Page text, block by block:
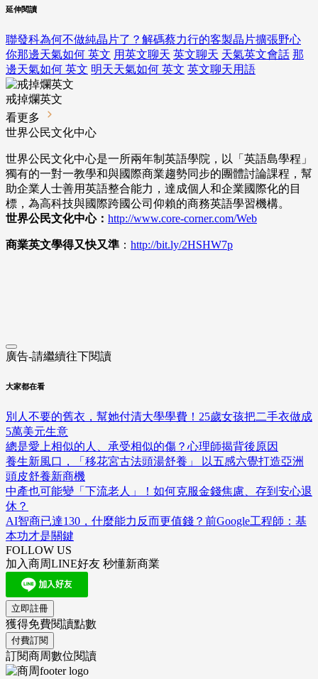
延伸閱讀
聯發科為何不做純晶片了？解碼蔡力行的客製晶片擴張野心
你那邊天氣如何 英文 用英文聊天 英文聊天 天氣英文會話 那
邊天氣如何 英文 明天天氣如何 英文 英文聊天用語
戒掉爛英文
看更多
世界公民文化中心
世界公民文化中心是一所兩年制英語學院，以「英語島學程」
獨有的一對一教學和與國際商業趨勢同步的團體討論課程，幫
助企業人士善用英語整合能力，達成個人和企業國際化的目
標，為高科技與國際跨國公司仰賴的商務英語學習機構。
世界公民文化中心： http://www.core-corner.com/Web
商業英文學得又快又準 ： http://bit.ly/2HSHW7p
廣告-請繼續往下閱讀
大家都在看
別人不要的舊衣，幫她付清大學學費！25歲女孩把二手衣做成
5萬美元生意
總是愛上相似的人、承受相似的傷？心理師揭背後原因
養生新風口，「移花宮古法頭湯舒養」 以五感六覺打造亞洲
頭皮舒養新商機
中產也可能變「下流老人」！如何克服金錢焦慮、存到安心退
休？
AI智商已達130，什麼能力反而更值錢？前Google工程師：基
本功才是關鍵
FOLLOW US
加入商周LINE好友 秒懂新商業
立即註冊
獲得免費閱讀點數
付費訂閱
訂閱商周數位閱讀